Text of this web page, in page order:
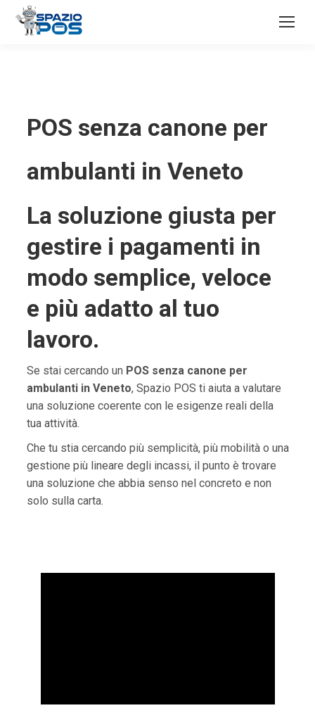
POS senza canone per
ambulanti in Veneto
La soluzione giusta per
gestire i pagamenti in
modo semplice, veloce
e più adatto al tuo
lavoro.
Se stai cercando un POS senza canone per
ambulanti in Veneto, Spazio POS ti aiuta a valutare
una soluzione coerente con le esigenze reali della
tua attività.
Che tu stia cercando più semplicità, più mobilità o una
gestione più lineare degli incassi, il punto è trovare
una soluzione che abbia senso nel concreto e non
solo sulla carta.